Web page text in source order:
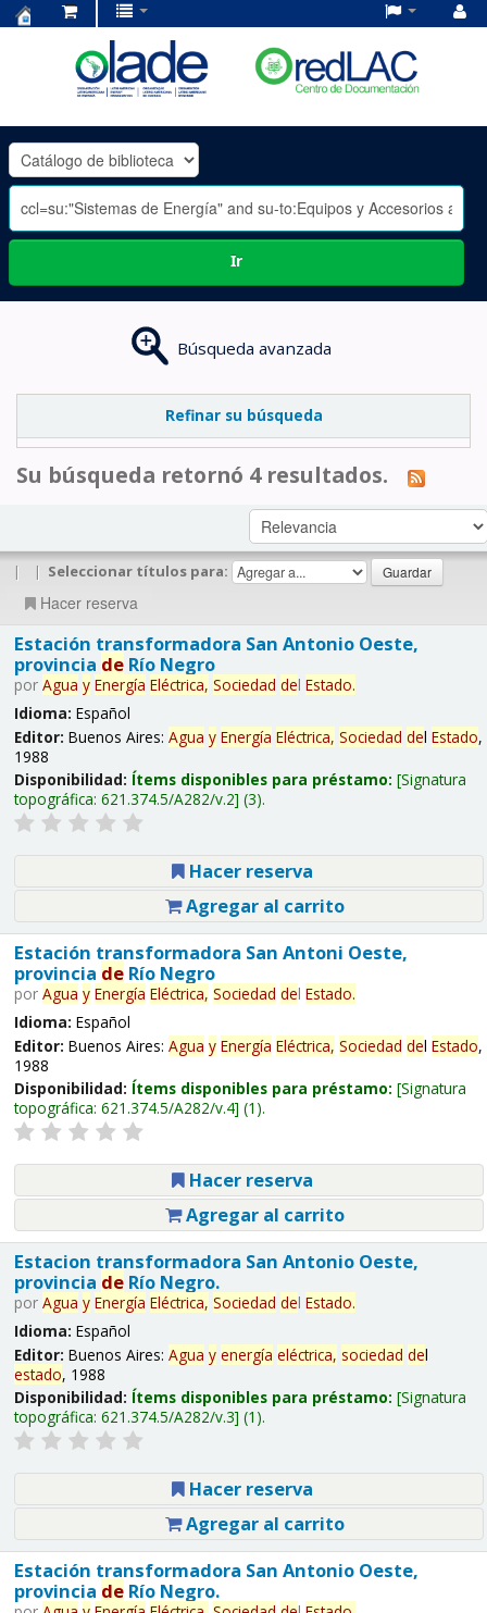
OLADE
-
Ir
Búsqueda avanzada
Refinar su búsqueda
Su búsqueda retornó 4 resultados.
| | Seleccionar títulos para:
Hacer reserva
Estación transformadora San Antonio Oeste,
provincia deRío Negro
por Agua y Energía Eléctrica, Sociedad del Estado.
Idioma: Español
Editor: Buenos Aires: Agua y Energía Eléctrica, Sociedad del Estado,
1988
Disponibilidad: Ítems disponibles para préstamo: Signatura
topográfica: 621.374.5/A282/v.2 (3).
Hacer reserva
Agregar al carrito
Estación transformadora San Antoni Oeste,
provincia deRío Negro
por Agua y Energía Eléctrica, Sociedad del Estado.
Idioma: Español
Editor: Buenos Aires: Agua y Energía Eléctrica, Sociedad del Estado,
1988
Disponibilidad: Ítems disponibles para préstamo: Signatura
topográfica: 621.374.5/A282/v.4 (1).
Hacer reserva
Agregar al carrito
Estacion transformadora San Antonio Oeste,
provincia deRío Negro.
por Agua y Energía Eléctrica, Sociedad del Estado.
Idioma: Español
Editor: Buenos Aires: Agua y energía eléctrica, sociedad del
estado, 1988
Disponibilidad: Ítems disponibles para préstamo: Signatura
topográfica: 621.374.5/A282/v.3 (1).
Hacer reserva
Agregar al carrito
Estación transformadora San Antonio Oeste,
provincia deRío Negro.